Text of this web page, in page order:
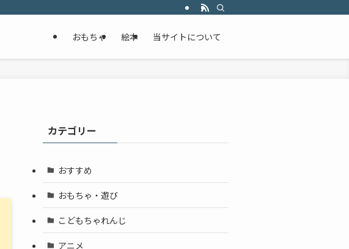
おもちゃ 絵本 当サイトについて
カテゴリー
おすすめ
おもちゃ・遊び
こどもちゃれんじ
アニメ